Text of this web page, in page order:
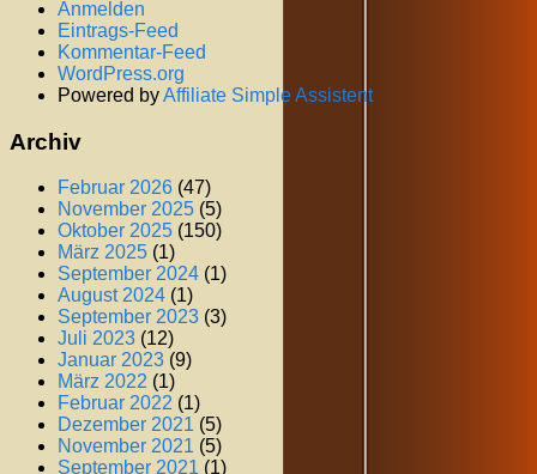
Anmelden
Eintrags-Feed
Kommentar-Feed
WordPress.org
Powered byAffiliate Simple Assistent
Archiv
Februar 2026 (47)
November 2025 (5)
Oktober 2025 (150)
März 2025 (1)
September 2024 (1)
August 2024 (1)
September 2023 (3)
Juli 2023 (12)
Januar 2023 (9)
März 2022 (1)
Februar 2022 (1)
Dezember 2021 (5)
November 2021 (5)
September 2021 (1)